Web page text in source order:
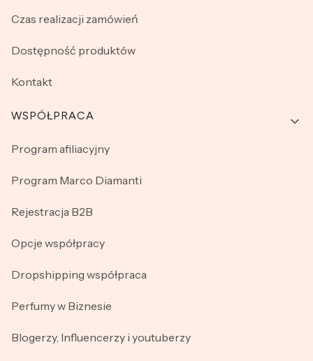
Czas realizacji zamówień
Dostępność produktów
Kontakt
WSPÓŁPRACA
Program afiliacyjny
Program Marco Diamanti
Rejestracja B2B
Opcje współpracy
Dropshipping współpraca
Perfumy w Biznesie
Blogerzy, Influencerzy i youtuberzy